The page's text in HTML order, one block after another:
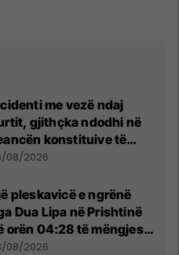
me vezë ndaj
gjithçka ndodhi në
konstituive të
08/2026
pleskavicë e ngrënë
Dua Lipa në Prishtinë
orën 04:28 të mëngjesit
bota digjitale serbe
08/2026